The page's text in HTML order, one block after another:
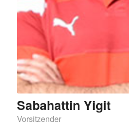
Sabahattin Yigit
Vorsitzender